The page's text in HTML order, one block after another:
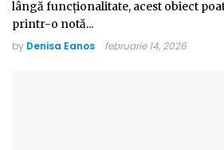
lângă funcționalitate, acest obiect
printr-o notă...
by Denisa Eanos februarie 14, 2026